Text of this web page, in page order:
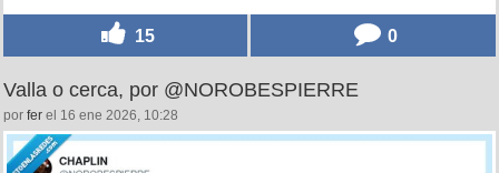
15 0
Valla o cerca, por @NOROBESPIERRE
por fer el 16 ene 2026, 10:28